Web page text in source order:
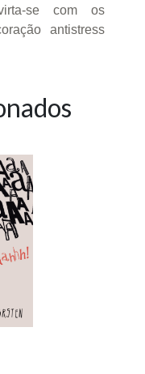
se com os
antistress